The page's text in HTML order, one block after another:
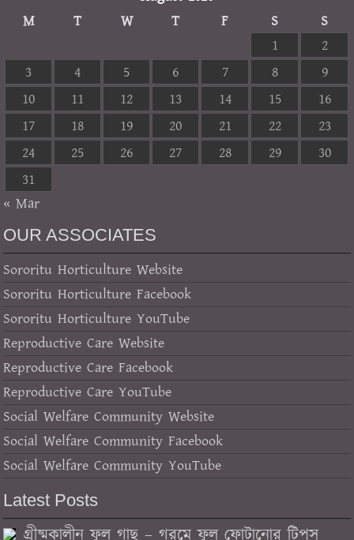
M
T W T F S
S
1
2
3
4 5 6 7 8
9
10
11 12 13 14 15
16
17
18 19 20 21 22
23
24
25 26 27 28 29
30
31
« Mar
OUR ASSOCIATES
Sororitu Horticulture Website
Sororitu Horticulture Facebook
Sororitu Horticulture YouTube
Reproductive Care Website
Reproductive Care Facebook
Reproductive Care YouTube
Social Welfare Community Website
Social Welfare Community Facebook
Social Welfare Community YouTube
Latest Posts
গ্রীষ্মকালীন ফুল গাছ – গরমে ফুল ফোটানোর টিপস